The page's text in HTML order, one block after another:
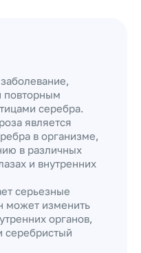
повторным
серебра.
является
в организме,
в различных
и внутренних
серьезные
может изменить
органов,